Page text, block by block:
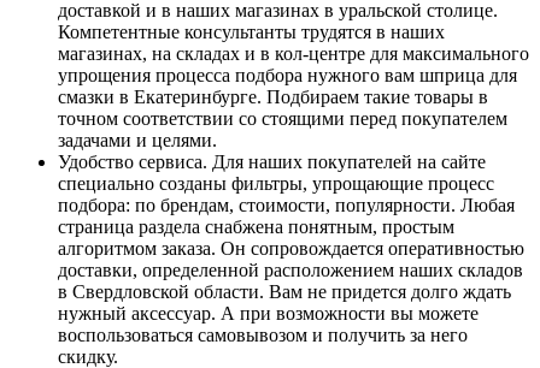
доставкой и в наших магазинах в уральской столице.
Компетентные консультанты трудятся в наших
магазинах, на складах и в кол-центре для максимального
упрощения процесса подбора нужного вам шприца для
смазки в Екатеринбурге. Подбираем такие товары в
точном соответствии со стоящими перед покупателем
задачами и целями.
Удобство сервиса. Для наших покупателей на сайте
специально созданы фильтры, упрощающие процесс
подбора: по брендам, стоимости, популярности. Любая
страница раздела снабжена понятным, простым
алгоритмом заказа. Он сопровождается оперативностью
доставки, определенной расположением наших складов
в Свердловской области. Вам не придется долго ждать
нужный аксессуар. А при возможности вы можете
воспользоваться самовывозом и получить за него
скидку.